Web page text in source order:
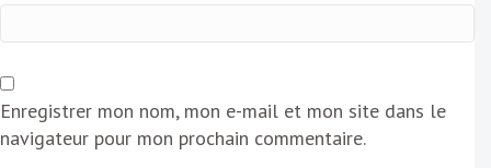
Enregistrer mon nom, mon e-mail et mon site dans le
navigateur pour mon prochain commentaire.